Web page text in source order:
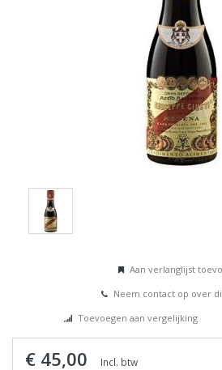
Aan verlanglijst
Neem contact op over
Toevoegen aan vergelijking
€ 45,00 Incl. btw